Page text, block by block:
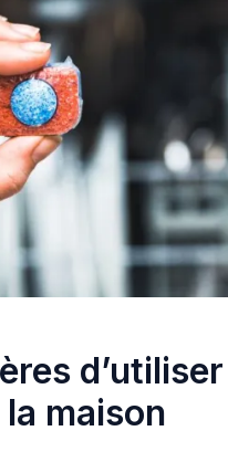
maison